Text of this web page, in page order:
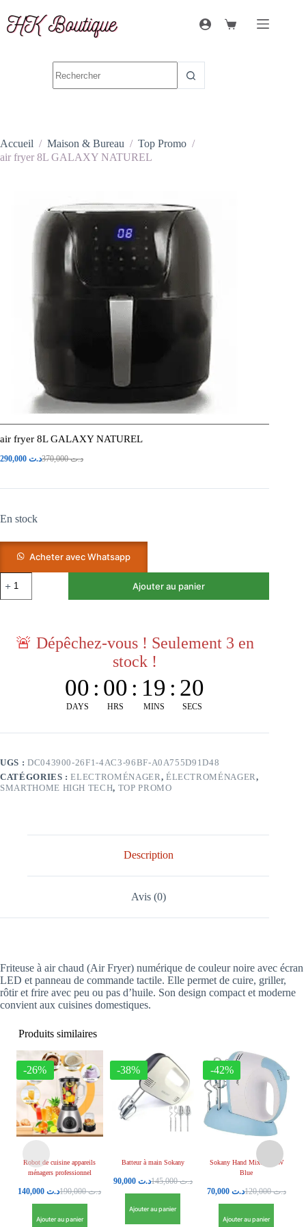
Accueil / Maison & Bureau / Top Promo /
air fryer 8L GALAXY NATUREL
air fryer 8L GALAXY NATUREL
د.ت370,000 د.ت
En stock
Acheter avec Whatsapp
Ajouter au panier
🚨 Dépêchez-vous ! Seulement 3 en
stock !
00
DAYS
: 00
HRS
: 19
MINS
: 20
SECS
UGS : DC043900-26F1-4AC3-96BF-A0A755D91D48
CATÉGORIES :ELECTROMÉNAGER, ÉLECTROMÉNAGER,
SMARTHOME HIGH TECH, TOP PROMO
Description
Avis (0)
Friteuse à air chaud (Air Fryer) numérique de couleur noire avec écran
LED et panneau de commande tactile. Elle permet de cuire, griller,
rôtir et frire avec peu ou pas d’huile. Son design compact et moderne
convient aux cuisines domestiques.
Produits similaires
-26%
Robot de cuisine appareils
ménagers professionnel
د.ت190,000 د.ت140,000
Ajouter au panier
-38%
Batteur à main Sokany
د.ت145,000 د.ت 90,000
Ajouter au panier
-42%
Sokany Hand Mixer 100W
Blue
د.ت120,000 د.ت 70,000
Ajouter au panier